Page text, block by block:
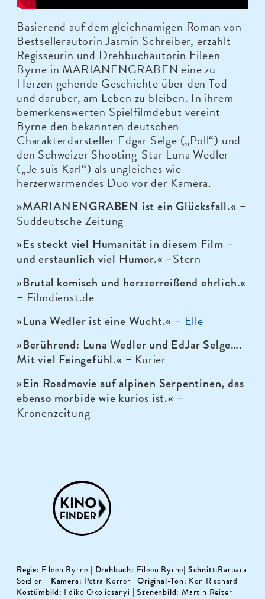
Basierend auf dem gleichnamigen Roman von
Bestsellerautorin Jasmin Schreiber, erzählt
Regisseurin und Drehbuchautorin Eileen
Byrne in MARIANENGRABEN eine zu
Herzen gehende Geschichte über den Tod
und darüber, am Leben zu bleiben. In ihrem
bemerkenswerten Spielfilmdebüt vereint
Byrne den bekannten deutschen
Charakterdarsteller Edgar Selge („Poll“) und
den Schweizer Shooting-Star Luna Wedler
(„Je suis Karl“) als ungleiches wie
herzerwärmendes Duo vor der Kamera.
»MARIANENGRABEN ist ein Glücksfall.« –
Süddeutsche Zeitung
»Es steckt viel Humanität in diesem Film –
und erstaunlich viel Humor.« –Stern
»Brutal komisch und herzzerreißend ehrlich.«
– Filmdienst.de
»Luna Wedler ist eine Wucht.« – Elle
»Berührend: Luna Wedler und EdJar Selge….
Mit viel Feingefühl.« – Kurier
»Ein Roadmovie auf alpinen Serpentinen, das
ebenso morbide wie kurios ist.« –
Kronenzeitung
Regie: Eileen Byrne | Drehbuch: Eileen Byrne| Schnitt:Barbara
Seidler | Kamera: Petra Korrer |Original-Ton: Ken Rischard |
Kostümbild: Ildiko Okolicsanyi |Szenenbild: Martin Reiter